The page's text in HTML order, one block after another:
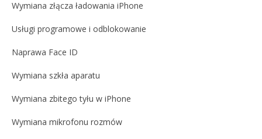
Wymiana złącza ładowania iPhone
Usługi programowe i odblokowanie
Naprawa Face ID
Wymiana szkła aparatu
Wymiana zbitego tyłu w iPhone
Wymiana mikrofonu rozmów